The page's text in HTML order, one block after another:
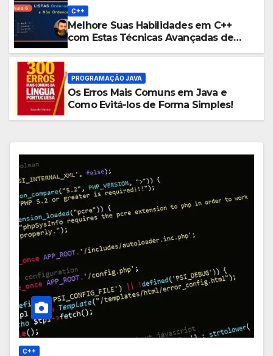
C++
Melhore Suas Habilidades em C++
com Estas Técnicas Avançadas de
PROGRAMAÇÃO JAVA
Os Erros Mais Comuns em Java e
Como Evitá-los de Forma Simples!
C++